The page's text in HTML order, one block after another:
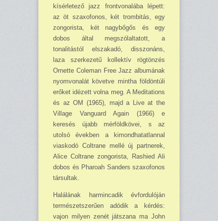
kísérletező jazz frontvonalába lépett:
az öt szaxofonos, két trombitás, egy
zongorista, két nagybőgős és egy
dobos által megszólaltatott, a
tonalitástól elszakadó, disszonáns,
laza szerkezetű kollektív rögtönzés
Ornette Coleman Free Jazz albumának
nyomvonalát követve mintha földöntúli
erőket idézett volna meg. A Meditations
és az OM (1965), majd a Live at the
Village Vanguard Again (1966) e
keresés újabb mérföldkövei, s az
utolsó években a kimondhatatlannal
viaskodó Coltrane mellé új partnerek,
Alice Coltrane zongorista, Rashied Ali
dobos és Pharoah Sanders szaxofonos
társultak.
Halálának harmincadik évfordulóján
természetszerűen adódik a kérdés:
vajon milyen zenét játszana ma John